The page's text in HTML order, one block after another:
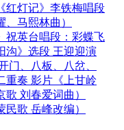
红灯记》李铁梅唱段
马熙林曲）
祝英台唱段：彩蝶飞
沟》选段 王迎迎演
门、八板、八岔、
重奏 影片《上甘岭
刘春爱词曲）
歌 岳峰改编）